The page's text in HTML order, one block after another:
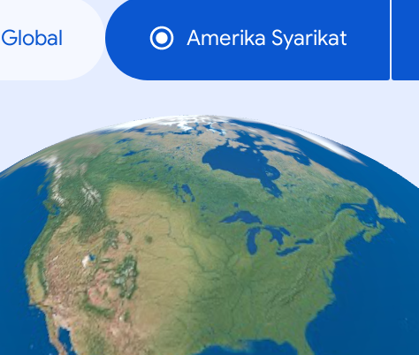
Global Amerika Syarikat